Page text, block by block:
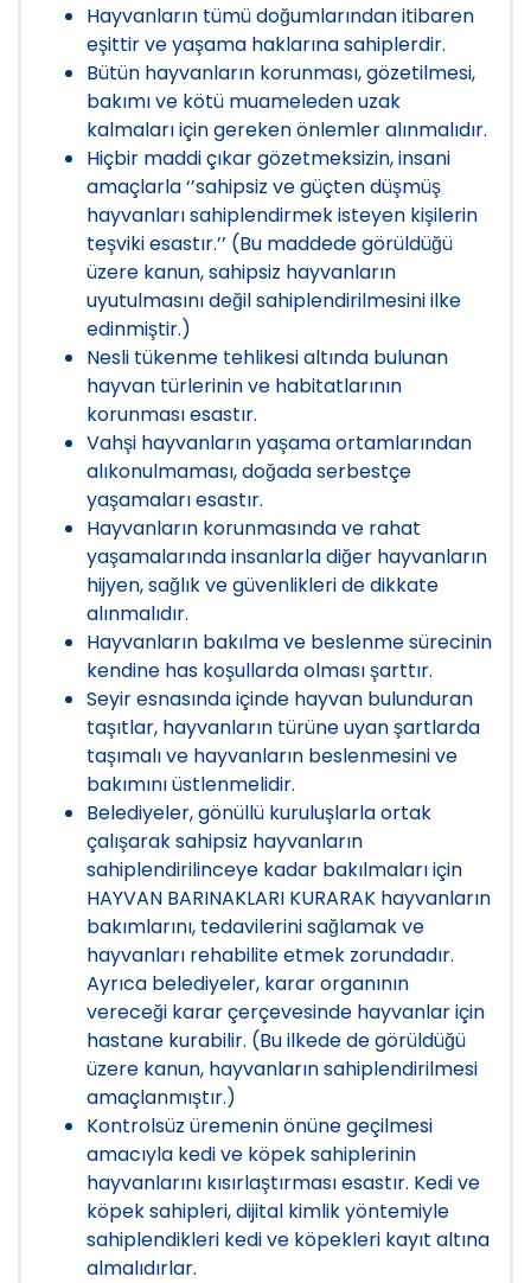
Hayvanların tümü doğumlarından itibaren
eşittir ve yaşama haklarına sahiplerdir.
Bütün hayvanların korunması, gözetilmesi,
bakımı ve kötü muameleden uzak
kalmaları için gereken önlemler alınmalıdır.
Hiçbir maddi çıkar gözetmeksizin, insani
amaçlarla ‘’sahipsiz ve güçten düşmüş
hayvanları sahiplendirmek isteyen kişilerin
teşviki esastır.’’ (Bu maddede görüldüğü
üzere kanun, sahipsiz hayvanların
uyutulmasını değil sahiplendirilmesini ilke
edinmiştir.)
Nesli tükenme tehlikesi altında bulunan
hayvan türlerinin ve habitatlarının
korunması esastır.
Vahşi hayvanların yaşama ortamlarından
alıkonulmaması, doğada serbestçe
yaşamaları esastır.
Hayvanların korunmasında ve rahat
yaşamalarında insanlarla diğer hayvanların
hijyen, sağlık ve güvenlikleri de dikkate
alınmalıdır.
Hayvanların bakılma ve beslenme sürecinin
kendine has koşullarda olması şarttır.
Seyir esnasında içinde hayvan bulunduran
taşıtlar, hayvanların türüne uyan şartlarda
taşımalı ve hayvanların beslenmesini ve
bakımını üstlenmelidir.
Belediyeler, gönüllü kuruluşlarla ortak
çalışarak sahipsiz hayvanların
sahiplendirilinceye kadar bakılmaları için
HAYVAN BARINAKLARI KURARAK hayvanların
bakımlarını, tedavilerini sağlamak ve
hayvanları rehabilite etmek zorundadır.
Ayrıca belediyeler, karar organının
vereceği karar çerçevesinde hayvanlar için
hastane kurabilir. (Bu ilkede de görüldüğü
üzere kanun, hayvanların sahiplendirilmesi
amaçlanmıştır.)
Kontrolsüz üremenin önüne geçilmesi
amacıyla kedi ve köpek sahiplerinin
hayvanlarını kısırlaştırması esastır. Kedi ve
köpek sahipleri, dijital kimlik yöntemiyle
sahiplendikleri kedi ve köpekleri kayıt altına
almalıdırlar.